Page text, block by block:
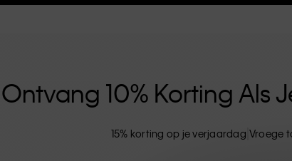
Ontvang 10% Korting Als
15% korting op je verjaardag Vroege